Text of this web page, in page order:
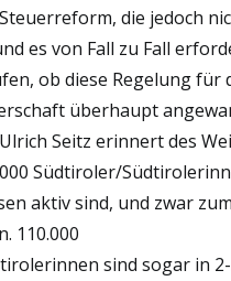
die jedoch
es von Fall zu Fall
ob diese Regelung für
überhaupt
Seitz erinnert des
Südtiroler/
aktiv sind, und zwar
110.000
sind sogar in